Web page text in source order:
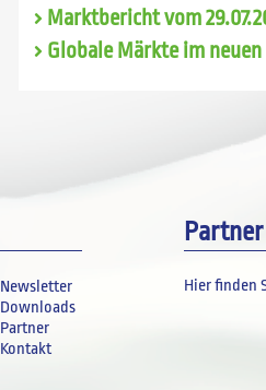
Marktbericht vom
Globale Märkte im neuen
Newsletter
Downloads
Partner
Kontakt
Partner
Hier finden